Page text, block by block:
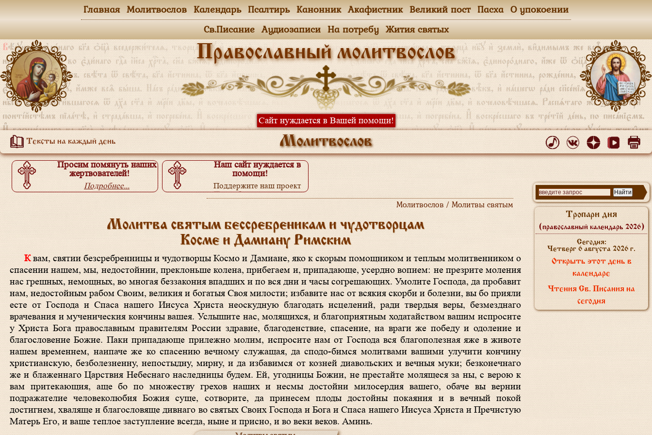
Православный молитвослов
Сайт нуждается в Вашей помощи!
Тексты на каждый день Молитвослов
Главная Молитвослов Календарь Псалтирь Канонник Акафистник Великий пост Пасха О упокоении
Св.Писание Аудиозаписи На потребу Жития святых
Просим помянуть наших
жертвователей!
Подробнее...
Наш сайт нуждается в
помощи!
Поддержите наш проект
Подробнее...
Молитвослов / Молитвы святым
Молитва святым бессребреникам и чудотворцам
Косме и Дамиану Римским
К вам, святии безсребренницы и чудотворцы Космо и Дамиане, яко к скорым помощником и теплым молитвенником о
спасении нашем, мы, недостойнии, преклоньше колена, прибегаем и, припадающе, усердно вопием: не презрите моления
нас грешных, немощных, во многая беззакония впадших и по вся дни и часы согрешающих. Умолите Господа, да пробавит
нам, недостойным рабом Своим, великия и богатыя Своя милости; избавите нас от всякия скорби и болезни, вы бо прияли
есте от Господа и Спаса нашего Иисуса Христа неоскудную благодать исцелений, ради твердыя веры, безмезднаго
врачевания и мученическия кончины вашея. Услышите нас, молящихся, и благоприятным ходатайством вашим испросите
у Христа Бога православным правителям России здравие, благоденствие, спасение, на враги же победу и одоление и
благословение Божие. Паки припадающе прилежно молим, испросите нам от Господа вся благополезная яже в животе
нашем временнем, наипаче же ко спасению вечному служащая, да сподо-бимся молитвами вашими улучити кончину
христианскую, безболезненну, непостыдну, мирну, и да избавимся от козней диавольских и вечныя муки; безконечнаго
же и блаженнаго Царствия Небеснаго наследницы будем. Ей, угодницы Божии, не престайте молящеся за ны, с верою к
вам притекающия, аще бо по множеству грехов наших и несмы достойни милосердия вашего, обаче вы вернии
подражателие человеколюбия Божия суще, сотворите, да принесем плоды достойны покаяния и в вечный покой
достигнем, хваляще и благословяще дивнаго во святых Своих Господа и Бога и Спаса нашего Иисуса Христа и Пречистую
Матерь Его, и ваше теплое заступление всегда, ныне и присно, и во веки веков. Аминь.
Тропари дня
(православный календарь 2026)
Сегодня:
Четверг 6 августа 2026 г.
Открыть этот день в
календаре
Чтения Св. Писания на
сегодня